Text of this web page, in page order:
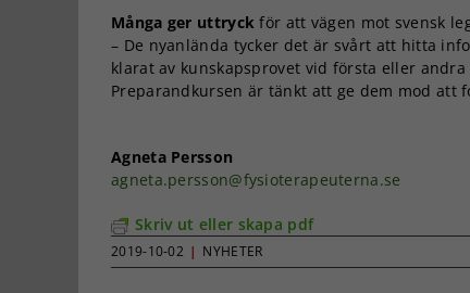
Många ger uttryck för att vägen mot svensk
– De nyanlända tycker det är svårt att hitta
klarat av kunskapsprovet vid första eller
Preparandkursen är tänkt att ge dem mod att
Agneta Persson
agneta.persson@fysioterapeuterna.se
Skriv ut eller skapa pdf
2019-10-02 | NYHETER